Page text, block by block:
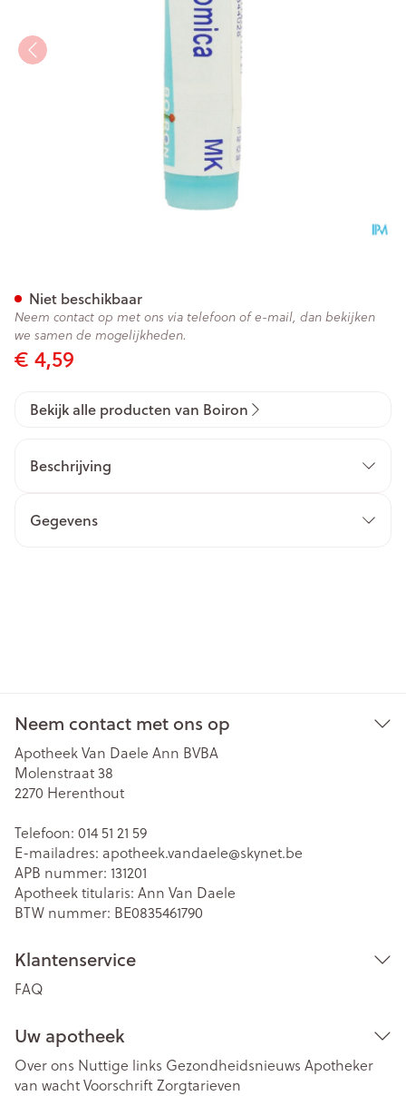
€ 4,59
Niet beschikbaar
Neem contact op met ons via telefoon of e-mail, dan bekijken
we samen de mogelijkheden.
Bekijk alle producten van Boiron
Beschrijving
Gegevens
Neem contact met ons op
Apotheek Van Daele Ann BVBA
Molenstraat 38
2270 Herenthout
Telefoon: 014 51 21 59
E-mailadres: apotheek.vandaele@skynet.be
APB nummer: 131201
Apotheek titularis: Ann Van Daele
BTW nummer: BE0835461790
Klantenservice
FAQ
Uw apotheek
Over ons Nuttige links Gezondheidsnieuws Apotheker
van wachtVoorschriftZorgtarieven